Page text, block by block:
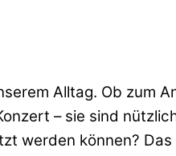
Alltag. Ob zum
– sie sind
werden können?